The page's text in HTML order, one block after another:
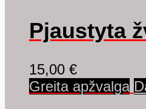
Pjaustyta
15,00 €
Greita apžvalga